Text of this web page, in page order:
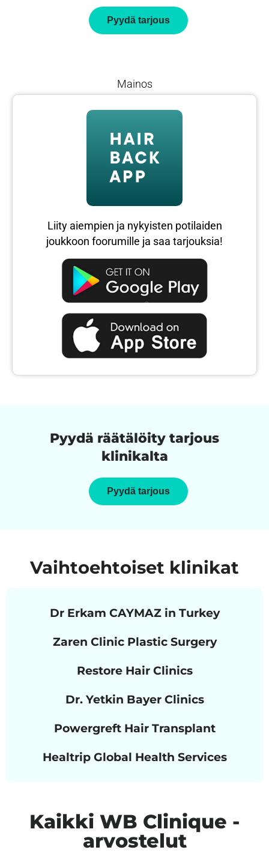
Pyydä tarjous
Mainos
Liity aiempien ja nykyisten potilaiden
joukkoon foorumille ja saa tarjouksia!
Pyydä räätälöity tarjous
klinikalta
Pyydä tarjous
Vaihtoehtoiset klinikat
Dr Erkam CAYMAZ in Turkey
Zaren Clinic Plastic Surgery
Restore Hair Clinics
Dr. Yetkin Bayer Clinics
Powergreft Hair Transplant
Healtrip Global Health Services
Kaikki WB Clinique -
arvostelut